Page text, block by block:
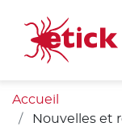
Accueil
Nouvelles et